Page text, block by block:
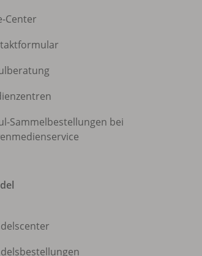
Center
Sammelbestellungen bei